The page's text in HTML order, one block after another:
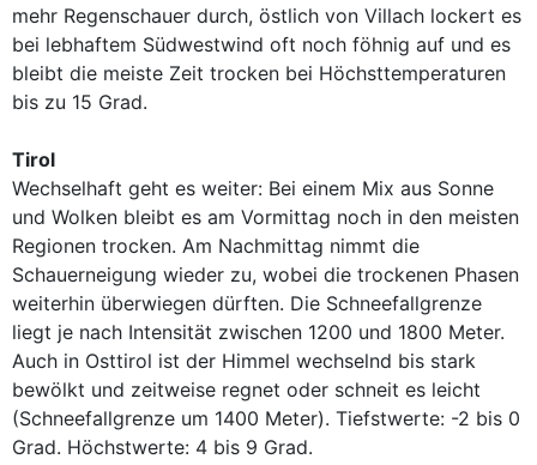
mehr Regenschauer durch, östlich von Villach lockert es
bei lebhaftem Südwestwind oft noch föhnig auf und es
bleibt die meiste Zeit trocken bei Höchsttemperaturen
bis zu 15 Grad.
Tirol
Wechselhaft geht es weiter: Bei einem Mix aus Sonne
und Wolken bleibt es am Vormittag noch in den meisten
Regionen trocken. Am Nachmittag nimmt die
Schauerneigung wieder zu, wobei die trockenen Phasen
weiterhin überwiegen dürften. Die Schneefallgrenze
liegt je nach Intensität zwischen 1200 und 1800 Meter.
Auch in Osttirol ist der Himmel wechselnd bis stark
bewölkt und zeitweise regnet oder schneit es leicht
(Schneefallgrenze um 1400 Meter). Tiefstwerte: -2 bis 0
Grad. Höchstwerte: 4 bis 9 Grad.